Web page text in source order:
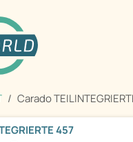
Carado
457